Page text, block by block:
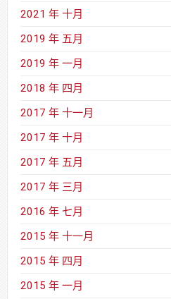
2021 年 十月
2019 年 五月
2019 年 一月
2018 年 四月
2017 年 十一月
2017 年 十月
2017 年 五月
2017 年 三月
2016 年 七月
2015 年 十一月
2015 年 四月
2015 年 一月